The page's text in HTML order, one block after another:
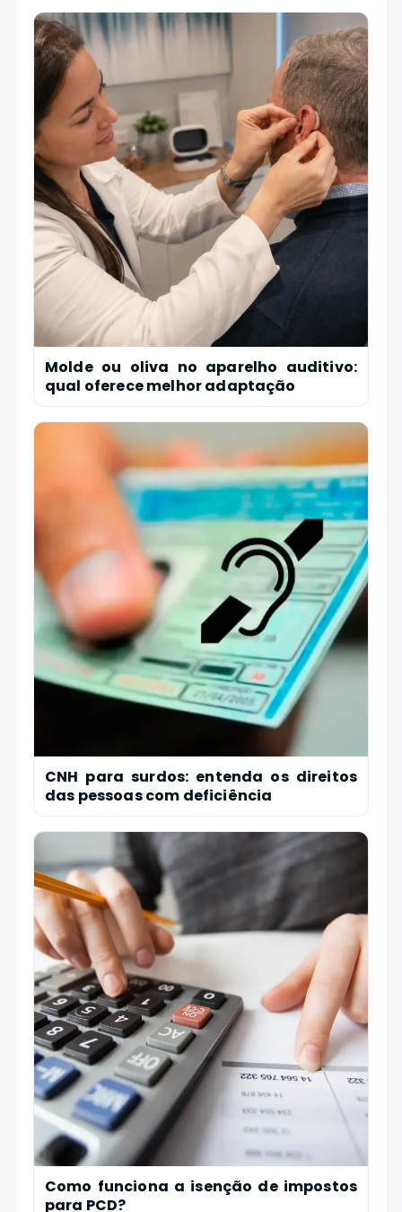
Molde ou oliva no aparelho auditivo:
qual oferece melhor adaptação
CNH para surdos: entenda os direitos
das pessoas com deficiência
Como funciona a isenção de impostos
para PCD?